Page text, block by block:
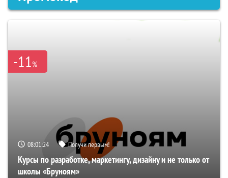
-11%
08:01:23 Получи первым!
Курсы по разработке, маркетингу, дизайну и не только от
школы «Бруноям»